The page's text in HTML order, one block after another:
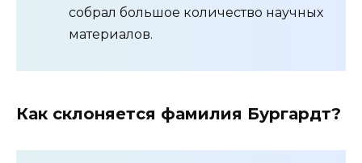
собрал большое количество научных
материалов.
Как склоняется фамилия Бургардт?